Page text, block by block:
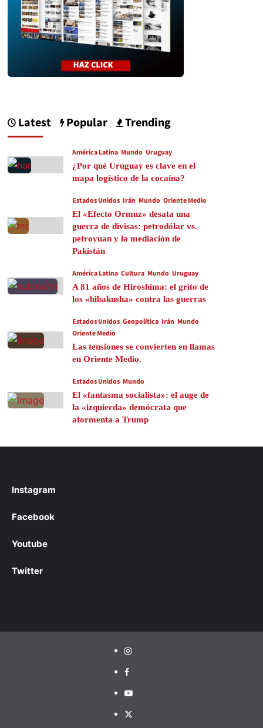
Latest Popular Trending
América Latina Mundo Uruguay
¿Por qué Uruguay es clave en el
mapa logístico de la cocaína?
Estados Unidos Irán Mundo Oriente Medio
El «Efecto Ormuz» desata una
guerra de divisas: petrodólar vs.
petroyuan y la mediación de
Pakistán
América Latina Cultura Mundo Uruguay
A 81 años de Hiroshima: el grito de
los «hibakusha» contra las guerras
Estados Unidos Geopolítica Irán Mundo
Oriente Medio
Las tensiones se convierten en llamas
en Oriente Medio.
Estados Unidos Mundo
El «fantasma socialista»: el auge de
la «izquierda» demócrata que
atormenta a Trump
Instagram
Facebook
Youtube
Twitter